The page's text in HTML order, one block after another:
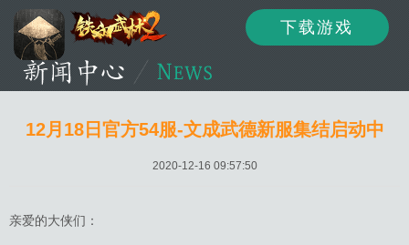
下载游戏
12月18日官方54服-文成武德新服集结启动中
2020-12-16 09:57:50
亲爱的大侠们：
资讯